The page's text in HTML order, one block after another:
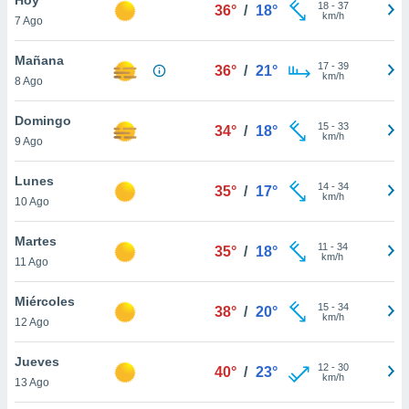
y
en
más
de
7 Ago
36° / 18° 18- 37
km/h
Mañana
8 Ago
36° / 21° 17- 39
km/h
Domingo
9 Ago
34° / 18° 15- 33
km/h
Lunes
10 Ago
35° / 17° 14- 34
km/h
Martes
11 Ago
35° / 18° 11 - 34
km/h
Miércoles
12 Ago
38° / 20° 15- 34
km/h
Jueves
13 Ago
40° / 23° 12- 30
km/h